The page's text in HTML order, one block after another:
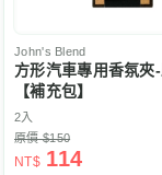
John's Blend
方形汽車專用香氛夾
【補充包】
2入
原價 $150
NT$ 114